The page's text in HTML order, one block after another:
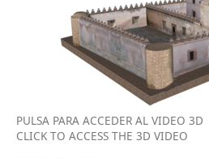
PULSA PARA ACCEDER AL VIDEO 3D
CLICK TO ACCESS THE 3D VIDEO